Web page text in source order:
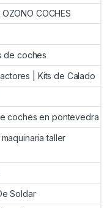
COCHES
de coches
| Kits de Calado
coches en pontevedra
taller
Soldar